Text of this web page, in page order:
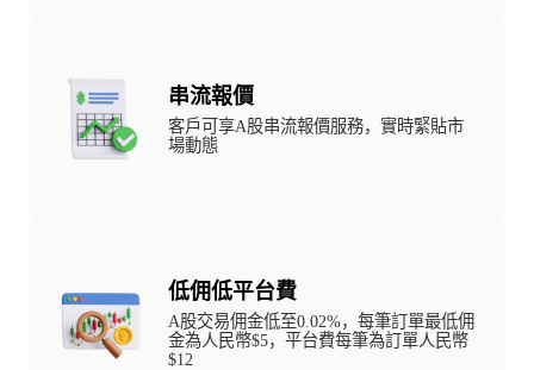
串流報價
客戶可享A股串流報價服務，實時緊貼市
場動態
低佣低平台費
A股交易佣金低至0.02%，每筆訂單最低佣
金為人民幣$5，平台費每筆為訂單人民幣
$12